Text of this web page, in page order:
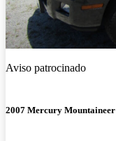
Aviso patrocinado
2007 Mercury Mountaineer